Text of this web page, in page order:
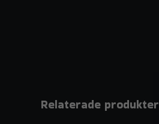
Relaterade produkter